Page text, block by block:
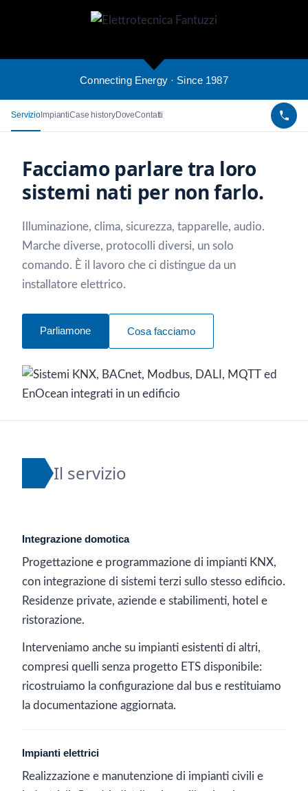
Connecting Energy · Since 1987
Servizio ImpiantiCase historyDoveContatti
Facciamo parlare tra loro
sistemi nati per non farlo.
Illuminazione, clima, sicurezza, tapparelle, audio.
Marche diverse, protocolli diversi, un solo
comando. È il lavoro che ci distingue da un
installatore elettrico.
Parliamone Cosa facciamo
Il servizio
Integrazione domotica
Progettazione e programmazione di impianti KNX,
con integrazione di sistemi terzi sullo stesso edificio.
Residenze private, aziende e stabilimenti, hotel e
ristorazione.
Interveniamo anche su impianti esistenti di altri,
compresi quelli senza progetto ETS disponibile:
ricostruiamo la configurazione dal bus e restituiamo
la documentazione aggiornata.
Impianti elettrici
Realizzazione e manutenzione di impianti civili e